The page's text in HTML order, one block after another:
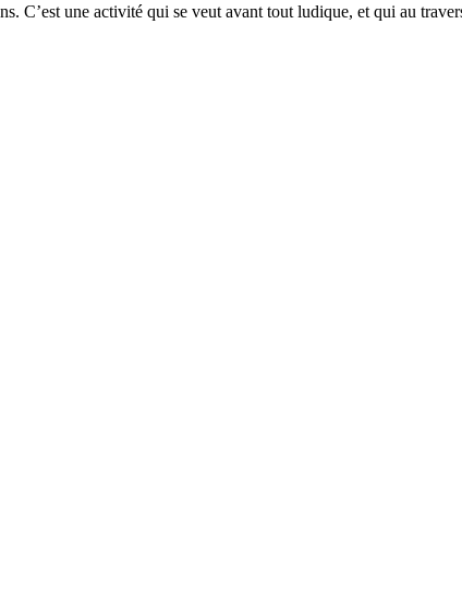
C’est une activité qui se veut avant tout ludique, et qui au